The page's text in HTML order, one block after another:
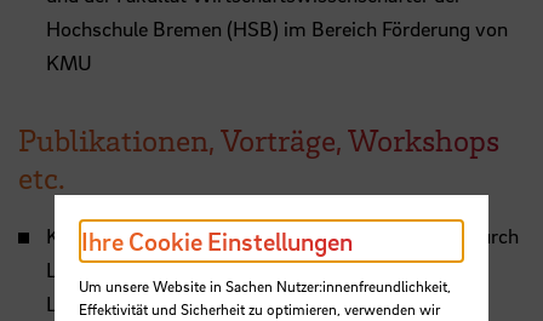
Hochschule Bremen (HSB) im Bereich Förderung von
KMU
Publikationen, Vorträge, Workshops
etc.
Komoss, Regine; Sørensen, Nina (2019): Wandel durch
Lehrerkooperation? – Welchen Beitrag leisten
Lehrerkooperationen für die Schul- und
Ihre Cookie Einstellungen
Um unsere Website in Sachen Nutzer:innenfreundlichkeit,
Effektivität und Sicherheit zu optimieren, verwenden wir